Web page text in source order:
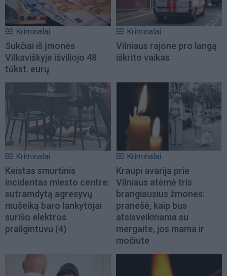
Kriminalai
Sukčiai iš įmonės
Vilkaviškyje išviliojo 48
tūkst. eurų
Kriminalai
Vilniaus rajone pro langą
iškrito vaikas
Kriminalai
Keistas smurtinis
incidentas miesto centre:
sutramdytą agresyvų
mušeiką baro lankytojai
surišo elektros
prailgintuvu (4)
Kriminalai
Kraupi avarija prie
Vilniaus atėmė tris
brangiausius žmones:
pranešė, kaip bus
atsisveikinama su
mergaite, jos mama ir
močiute